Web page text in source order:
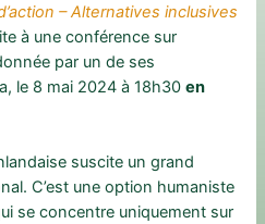
– Alternatives inclusives
à une conférence sur
par un de ses
le 8 mai 2024 à 18h30en
suscite un grand
C’est une option humaniste
se concentre uniquement sur